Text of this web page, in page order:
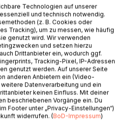
treten in den
Technologien auf unserer
und technisch notwendig.
(z. B. Cookies oder
Tracking), um zu messen, wie häufig
genutzt wird. Wir verwenden
und setzen hierzu
Drittanbieter ein, wodurch ggf.
Tracking-Pixel, IP-Adressen
genutzt werden. Auf unserer Seite
anderen Anbietern ein (Video-
Datenverarbeitung und ein
keinen Einfluss. Mit deiner
beschriebenen Vorgänge ein. Du
Footer unter „Privacy-Einstellungen“)
widerrufen. (BoD-Impressum)